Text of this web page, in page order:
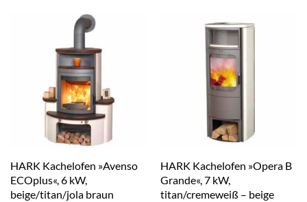
HARK Kachelofen »Avenso
ECOplus«, 6 kW,
beige/titan/jola braun
HARK Kachelofen »Opera B
Grande«, 7 kW,
titan/cremeweiß – beige